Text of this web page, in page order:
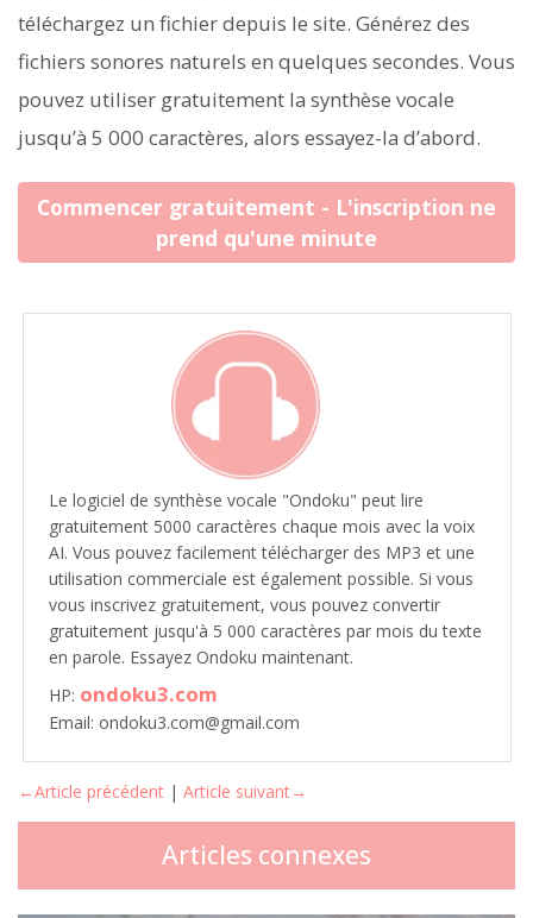
téléchargez un fichier depuis le site. Générez des
fichiers sonores naturels en quelques secondes. Vous
pouvez utiliser gratuitement la synthèse vocale
jusqu’à 5 000 caractères, alors essayez-la d’abord.
Commencer gratuitement - L'inscription ne
prend qu'une minute
Le logiciel de synthèse vocale "Ondoku" peut lire
gratuitement 5000 caractères chaque mois avec la voix
AI. Vous pouvez facilement télécharger des MP3 et une
utilisation commerciale est également possible. Si vous
vous inscrivez gratuitement, vous pouvez convertir
gratuitement jusqu'à 5 000 caractères par mois du texte
en parole. Essayez Ondoku maintenant.
HP: ondoku3.com
Email: ondoku3.com@gmail.com
←Article précédent | Article suivant→
Articles connexes